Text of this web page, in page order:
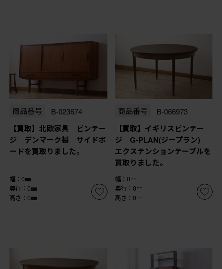
商品番号 B-023674
【買取】北欧家具 ビンテー
ジ デンマーク製 サイドボ
ードを買取りました。
幅：0㎜
奥行：0㎜
高さ：0㎜
商品番号 B-066973
【買取】イギリスビンテー
ジ G-PLAN(ジープラン)
エクステンションテーブルを
買取りました。
幅：0㎜
奥行：0㎜
高さ：0㎜